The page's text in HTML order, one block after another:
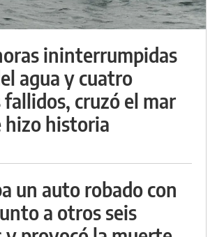
ininterrumpidas
agua y cuatro
cruzó el mar
hizo historia
un auto robado con
a otros seis